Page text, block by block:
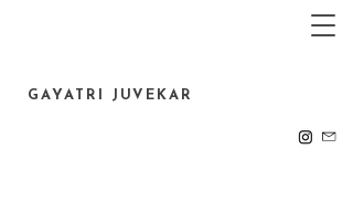
GAYATRI JUVEKAR